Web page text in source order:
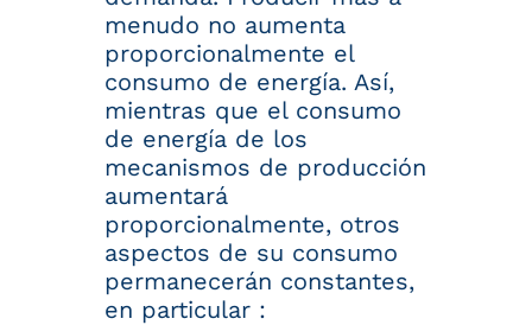
menudo no aumenta
proporcionalmente el
consumo de energía. Así,
mientras que el consumo
de energía de los
mecanismos de producción
aumentará
proporcionalmente, otros
aspectos de su consumo
permanecerán constantes,
en particular :